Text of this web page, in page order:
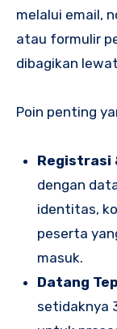
melalui email,
atau formulir
dibagikan
Poin penting
Registrasi
dengan
identitas,
peserta
masuk.
Datang
setidaknya